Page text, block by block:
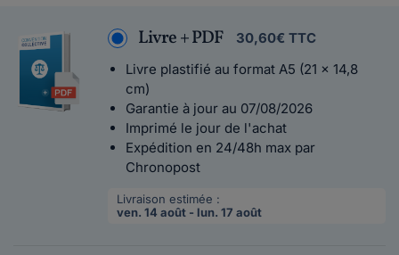
Livre + PDF
30,60€ TTC
Livre plastifié au format A5 (21 x 14,8
cm)
Garantie à jour au 07/08/2026
Imprimé le jour de l'achat
Expédition en 24/48h max par
Chronopost
Livraison estimée :
ven. 14 août - lun. 17 août